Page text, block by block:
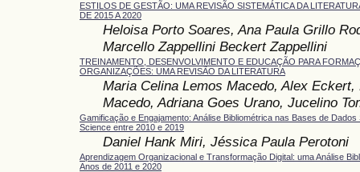
ESTILOS DE GESTÃO: UMA REVISÃO SISTEMÁTICA DA
DE 2015 A 2020
Heloisa Porto Soares, Ana Paula Grillo
Marcello Zappellini Beckert Zappellini
TREINAMENTO, DESENVOLVIMENTO E EDUCAÇÃO PARA
ORGANIZAÇÕES: UMA REVISÃO DA LITERATURA
Maria Celina Lemos Macedo, Alex Eckert,
Macedo, Adriana Goes Urano, Jucelino
Gamificação e Engajamento: Análise Bibliométrica nas Bases de
Science entre 2010 e 2019
Daniel Hank Miri, Jéssica Paula Perotoni
Aprendizagem Organizacional e Transformação Digital: uma Análise
Anos de 2011 e 2020